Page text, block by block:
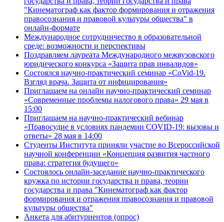
"Кинематограф как фактор формирования и отражения
правосознания и правовой культуры общества" в
онлайн-формате
Международное сотрудничество в образовательной
среде: возможности и перспективы
Поздравляем лауреата Международного межвузовского
юридического конкурса «Защита прав инвалидов»
Состоялся научно-практический семинар «CoVid-19.
Взгляд врача. Защита от инфицирования»
Приглашаем на онлайн научно-практический семинар
«Современные проблемы налогового права» 29 мая в
15:00
Приглашаем на научно-практический вебинар
«Правосудие в условиях пандемии COVID-19: вызовы и
ответы» 28 мая в 14:00
Студенты Института приняли участие во Всероссийской
научной конференции «Концепция развития частного
права: стратегия будущего»
Состоялось онлайн-заседание научно-практического
кружка по истории государства и права, теории
государства и права "Кинематограф как фактор
формирования и отражения правосознания и правовой
культуры общества"
Анкета для абитуриентов (опрос)